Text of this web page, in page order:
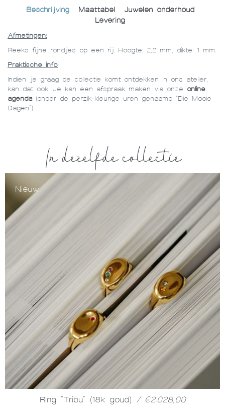
Beschrijving Maattabel
Juwelen onderhoud
Levering
Afmetingen:
Reeks fijne rondjes op een rij. Hoogte: 2,2 mm, dikte: 1 mm.
Praktische info:
Indien je graag de collectie komt ontdekken in ons atelier,
kan dat ook. Je kan een afspraak maken via onze online
agenda (onder de perzik-kleurige uren genaamd "Die Mooie
Dagen")
In dezelfde collectie
Nieuw
Ring "Tribu" (18k goud) / €2.028,00